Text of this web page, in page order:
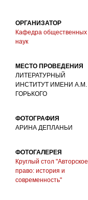
ОРГАНИЗАТОР
Кафедра общественных
наук
МЕСТО ПРОВЕДЕНИЯ
ЛИТЕРАТУРНЫЙ
ИНСТИТУТ ИМЕНИ А.М.
ГОРЬКОГО
ФОТОГРАФИЯ
АРИНА ДЕПЛАНЬИ
ФОТОГАЛЕРЕЯ
Круглый стол "Авторское
право: история и
современность"